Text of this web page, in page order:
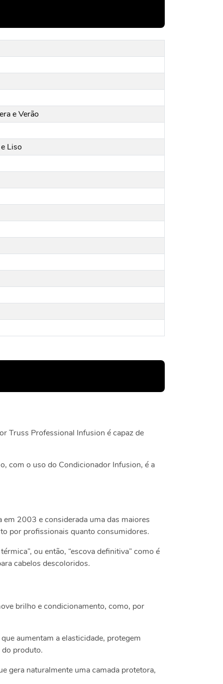
e Verão
Liso
Truss Professional Infusion é capaz de
com o uso do Condicionador Infusion, é a
2003 e considerada uma das maiores
por profissionais quanto consumidores.
ou então, “escova definitiva” como é
cabelos descoloridos.
brilho e condicionamento, como, por
aumentam a elasticidade, protegem
produto.
gera naturalmente uma camada protetora,